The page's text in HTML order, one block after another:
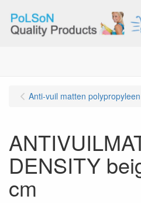
Anti-vuil matten polypropyleen
DENSITY
cm